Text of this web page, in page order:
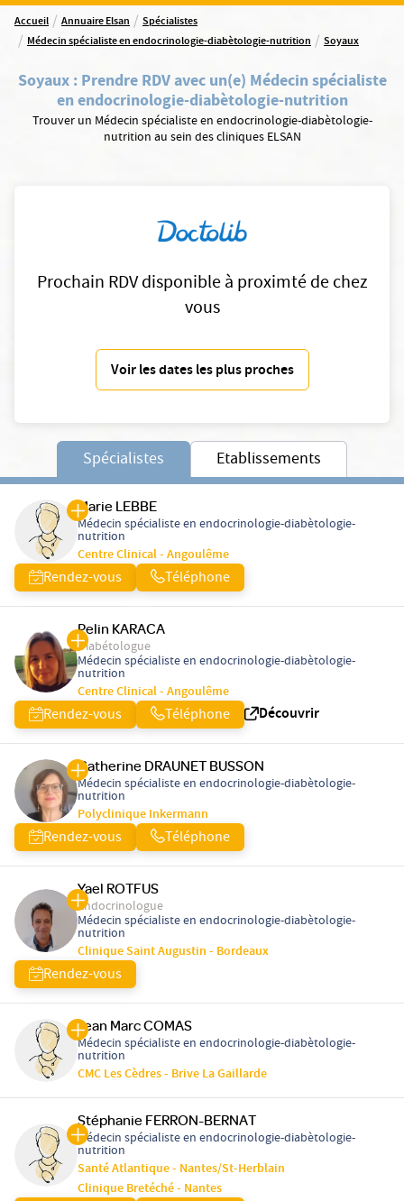
Accueil / Annuaire Elsan / Spécialistes
/ Médecin spécialiste en endocrinologie-diabètologie-nutrition / Soyaux
Soyaux: Prendre RDV avec un(e) Médecin spécialiste
en endocrinologie-diabètologie-nutrition
Trouver un Médecin spécialiste en endocrinologie-diabètologie-
nutrition au sein des cliniques ELSAN
Prochain RDV disponible à proximté de chez
vous
Voir les dates les plus proches
Spécialistes Etablissements
Marie LEBBE
Médecin spécialiste en endocrinologie-diabètologie-
nutrition
Centre Clinical - Angoulême
Rendez-vous Téléphone
Pelin KARACA
Diabétologue
Médecin spécialiste en endocrinologie-diabètologie-
nutrition
Centre Clinical - Angoulême
Rendez-vous Téléphone Découvrir
Catherine DRAUNET BUSSON
Médecin spécialiste en endocrinologie-diabètologie-
nutrition
Polyclinique Inkermann
Rendez-vous Téléphone
Yael ROTFUS
Endocrinologue
Médecin spécialiste en endocrinologie-diabètologie-
nutrition
Clinique Saint Augustin - Bordeaux
Rendez-vous
Jean Marc COMAS
Médecin spécialiste en endocrinologie-diabètologie-
nutrition
CMC Les Cèdres - Brive La Gaillarde
Stéphanie FERRON-BERNAT
Médecin spécialiste en endocrinologie-diabètologie-
nutrition
Santé Atlantique - Nantes/St-Herblain
Clinique Bretéché - Nantes